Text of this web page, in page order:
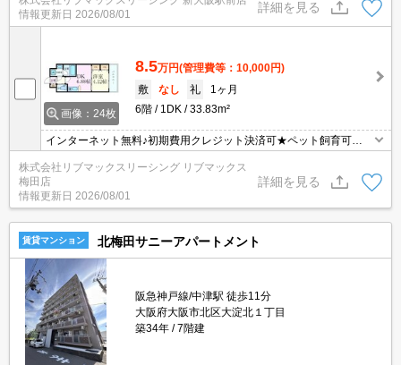
ランスタッフ在籍★何でもご相談ください。内見代行・写真撮影/動
画撮影/WEB契約等来店不要でご契約可能です。
情報更新日 2026/08/01
詳細を見る
画像：24枚
8.5万円(管理費等：10,000円)
敷
なし 礼
1ヶ月
6階
1DK 33.83m²
インターネット無料♪初期費用クレジット決済可★ペット飼育可
（犬・猫）★弊社は天満橋駅前店、新大阪駅前店、梅田店、江坂
店、四ツ橋店ご希望の店舗でご対応可能です★女性スタッフ・ベテ
ランスタッフ在籍★何でもご相談ください。内見代行・写真撮影/動
画撮影/WEB契約等来店不要でご契約可能です。
株式会社リブマックスリーシング リブマックス
梅田店
情報更新日 2026/08/01
詳細を見る
賃貸マンション 北梅田サニーアパートメント
阪急神戸線/中津駅 徒歩11分
大阪府大阪市北区大淀北１丁目
築34年
7階建